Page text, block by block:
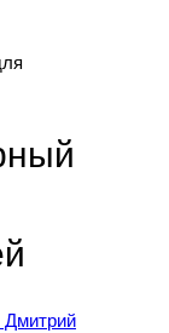
Дмитрий